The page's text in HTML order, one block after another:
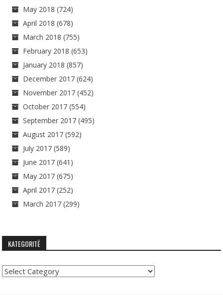
May 2018 (724)
April 2018 (678)
March 2018 (755)
February 2018 (653)
January 2018 (857)
December 2017 (624)
November 2017 (452)
October 2017 (554)
September 2017 (495)
August 2017 (592)
July 2017 (589)
June 2017 (641)
May 2017 (675)
April 2017 (252)
March 2017 (299)
KATEGORITË
Kategoritë